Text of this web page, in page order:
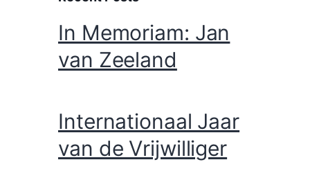
In Memoriam: Jan
van Zeeland
Internationaal Jaar
van de Vrijwilliger